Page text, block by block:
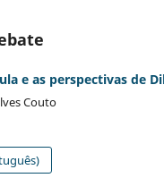
e as perspectivas de
Couto